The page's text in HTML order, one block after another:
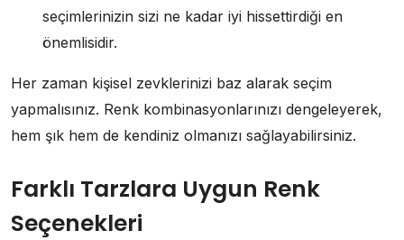
seçimlerinizin sizi ne kadar iyi hissettirdiği en
önemlisidir.
Her zaman kişisel zevklerinizi baz alarak seçim
yapmalısınız. Renk kombinasyonlarınızı dengeleyerek,
hem şık hem de kendiniz olmanızı sağlayabilirsiniz.
Farklı Tarzlara Uygun Renk
Seçenekleri